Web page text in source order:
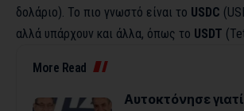
δολάριο). Το πιο γνωστό είναι το USDC
αλλά υπάρχουν και άλλα, όπως το USDT
More Read
Αυτοκτόνησε